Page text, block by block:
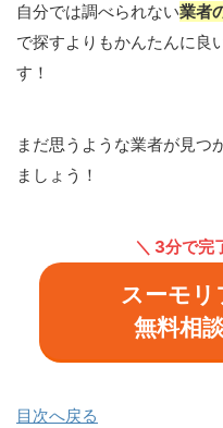
自分では調べられない業者
で探すよりもかんたんに良
す！
まだ思うような業者が見つ
ましょう！
＼ 3分で完
スーモリ
無料相
目次へ戻る